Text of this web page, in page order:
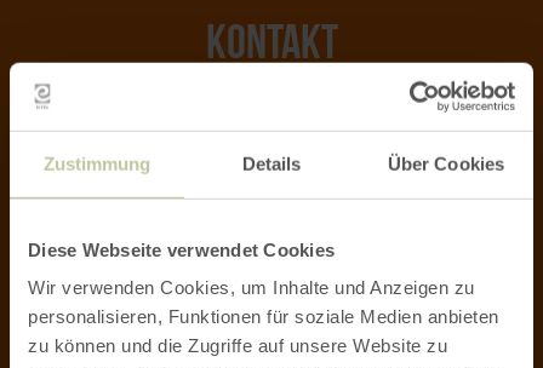
Zustimmung Details Über Cookies
Diese Webseite verwendet Cookies
Wir verwenden Cookies, um Inhalte und Anzeigen zu
personalisieren, Funktionen für soziale Medien anbieten
zu können und die Zugriffe auf unsere Website zu
KONTAKT
Sie erreichen uns Montag - Freitag von 08:30 Uhr bis
17:00 Uhr
+49 6551 965649
ZUM KONTAKTFORMULAR